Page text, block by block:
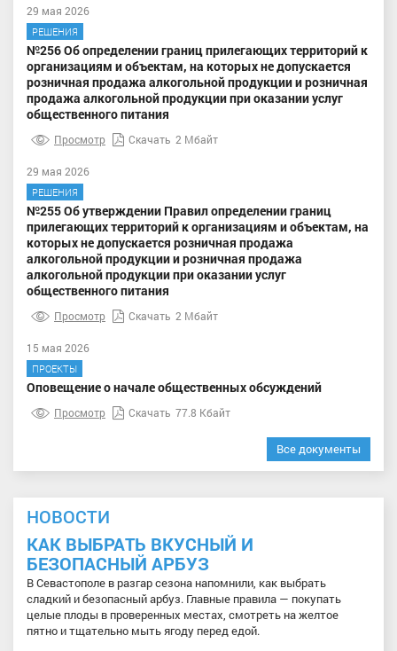
29 мая 2026
РЕШЕНИЯ
№256 Об определении границ прилегающих территорий к
организациям и объектам, на которых не допускается
розничная продажа алкогольной продукции и розничная
продажа алкогольной продукции при оказании услуг
общественного питания
Просмотр Скачать 2 Мбайт
29 мая 2026
РЕШЕНИЯ
№255 Об утверждении Правил определении границ
прилегающих территорий к организациям и объектам, на
которых не допускается розничная продажа
алкогольной продукции и розничная продажа
алкогольной продукции при оказании услуг
общественного питания
Просмотр Скачать 2 Мбайт
15 мая 2026
ПРОЕКТЫ
Оповещение о начале общественных обсуждений
Просмотр Скачать 77.8 Кбайт
Все документы
НОВОСТИ
КАК ВЫБРАТЬ ВКУСНЫЙ И
БЕЗОПАСНЫЙ АРБУЗ
В Севастополе в разгар сезона напомнили, как выбрать
сладкий и безопасный арбуз. Главные правила — покупать
целые плоды в проверенных местах, смотреть на желтое
пятно и тщательно мыть ягоду перед едой.